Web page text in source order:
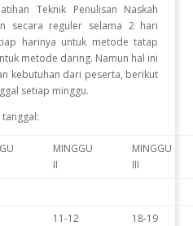
Teknik Penulisan Naskah
secara reguler selama 2 hari
harinya untuk metode tatap
metode daring. Namun hal ini
kebutuhan dari peserta, berikut
setiap minggu.
MINGGU
II
MINGGU
III
11-12
18-19